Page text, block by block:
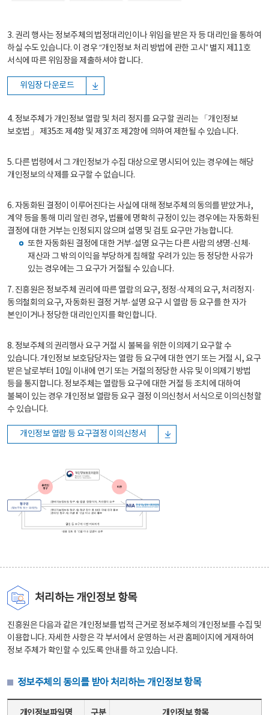
3. 권리 행사는 정보주체의 법정대리인이나 위임을 받은 자 등 대리인을 통하여
하실 수도 있습니다. 이 경우 “개인정보 처리 방법에 관한 고시” 별지 제11호
서식에 따른 위임장을 제출하셔야 합니다.
위임장 다운로드
4. 정보주체가 개인정보 열람 및 처리 정지를 요구할 권리는 「개인정보
보호법」 제35조 제4항 및 제37조 제2항에 의하여 제한될 수 있습니다.
5. 다른 법령에서 그 개인정보가 수집 대상으로 명시되어 있는 경우에는 해당
개인정보의 삭제를 요구할 수 없습니다.
6. 자동화된 결정이 이루어진다는 사실에 대해 정보주체의 동의를 받았거나,
계약 등을 통해 미리 알린 경우, 법률에 명확히 규정이 있는 경우에는 자동화된
결정에 대한 거부는 인정되지 않으며 설명 및 검토 요구만 가능합니다.
또한 자동화된 결정에 대한 거부·설명 요구는 다른 사람의 생명·신체·
재산과 그 밖의 이익을 부당하게 침해할 우려가 있는 등 정당한 사유가
있는 경우에는 그 요구가 거절될 수 있습니다.
7. 진흥원은 정보주체 권리에 따른 열람의 요구, 정정·삭제의 요구, 처리정지·
동의철회의 요구, 자동화된 결정 거부·설명 요구 시 열람 등 요구를 한 자가
본인이거나 정당한 대리인인지를 확인합니다.
8. 정보주체의 권리행사 요구 거절 시 불복을 위한 이의제기 요구할 수
있습니다. 개인정보 보호담당자는 열람 등 요구에 대한 연기 또는 거절 시, 요구
받은 날로부터 10일 이내에 연기 또는 거절의 정당한 사유 및 이의제기 방법
등을 통지합니다. 정보주체는 열람등 요구에 대한 거절 등 조치에 대하여
불복이 있는 경우 개인정보 열람등 요구 결정 이의신청서 서식으로 이의신청할
수 있습니다.
개인정보 열람 등 요구결정 이의신청서
처리하는 개인정보 항목
진흥원은 다음과 같은 개인정보를 법적 근거로 정보주체의 개인정보를 수집 및
이용합니다. 자세한 사항은 각 부서에서 운영하는 서관 홈페이지에 게재하여
정보 주체가 확인할 수 있도록 안내를 하고 있습니다.
정보주체의 동의를 받아 처리하는 개인정보 항목